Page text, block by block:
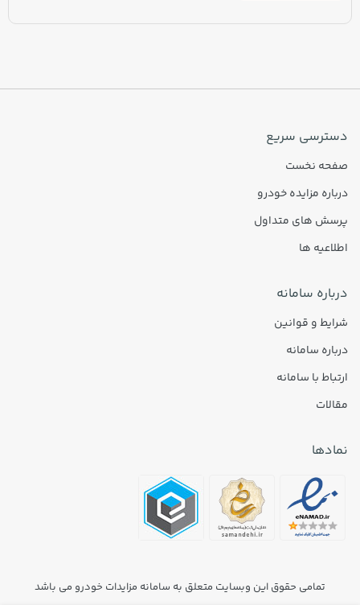
دسترسی سریع
صفحه نخست
درباره مزایده خودرو
پرسش های متداول
اطلاعیه ها
درباره سامانه
شرایط و قوانین
درباره سامانه
ارتباط با سامانه
مقالات
نمادها
تمامی حقوق این وبسایت متعلق به سامانه مزایدات خودرو می باشد